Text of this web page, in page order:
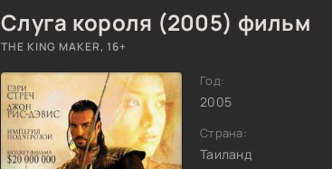
Слуга короля (2005) фильм
THE KING MAKER, 16+
Год:
2005
Страна:
Таиланд